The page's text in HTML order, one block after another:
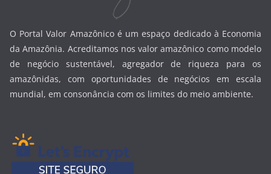
O Portal Valor Amazônico é um espaço dedicado à Economia
da Amazônia. Acreditamos nos valor amazônico como modelo
de negócio sustentável, agregador de riqueza para os
amazônidas, com oportunidades de negócios em escala
mundial, em consonância com os limites do meio ambiente.